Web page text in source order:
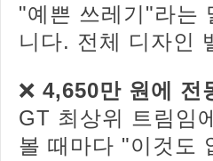
"예쁜 쓰레기"라는
니다. 전체 디자인
❌ 4,650만 원에 전
GT 최상위 트림임
볼 때마다 "이것도